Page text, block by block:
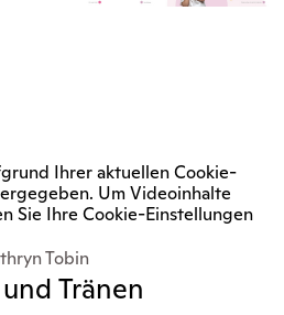
Ihrer aktuellen Cookie-
Um Videoinhalte
Sie Ihre Cookie-Einstellungen
Tobin
Tränen